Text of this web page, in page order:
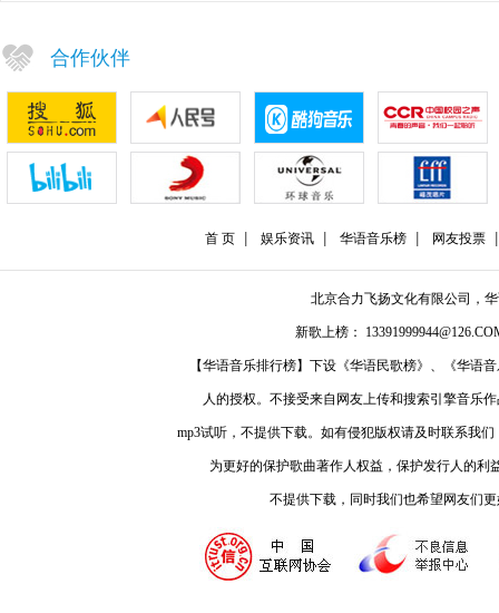
合作伙伴
首 页 娱乐资讯 华语音乐榜 网友投票
北京合力飞扬文化有限公司，
新歌上榜：
【华语音乐排行榜】下设《华语民歌榜》、《华语
人的授权。不接受来自网友上传和搜索引擎音乐
mp3试听，不提供下载。如有侵犯版权请及时联系我
为更好的保护歌曲著作人权益，保护发行人的
不提供下载，同时我们也希望网友们